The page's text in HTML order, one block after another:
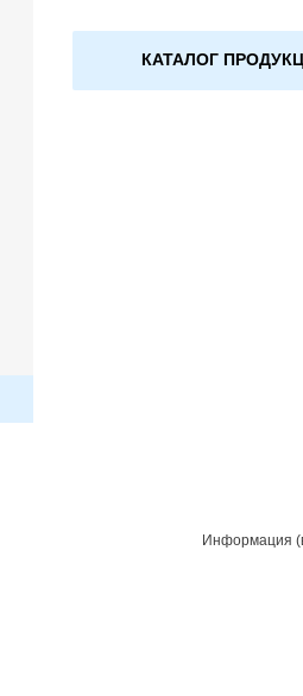
КАТАЛОГ
Информация